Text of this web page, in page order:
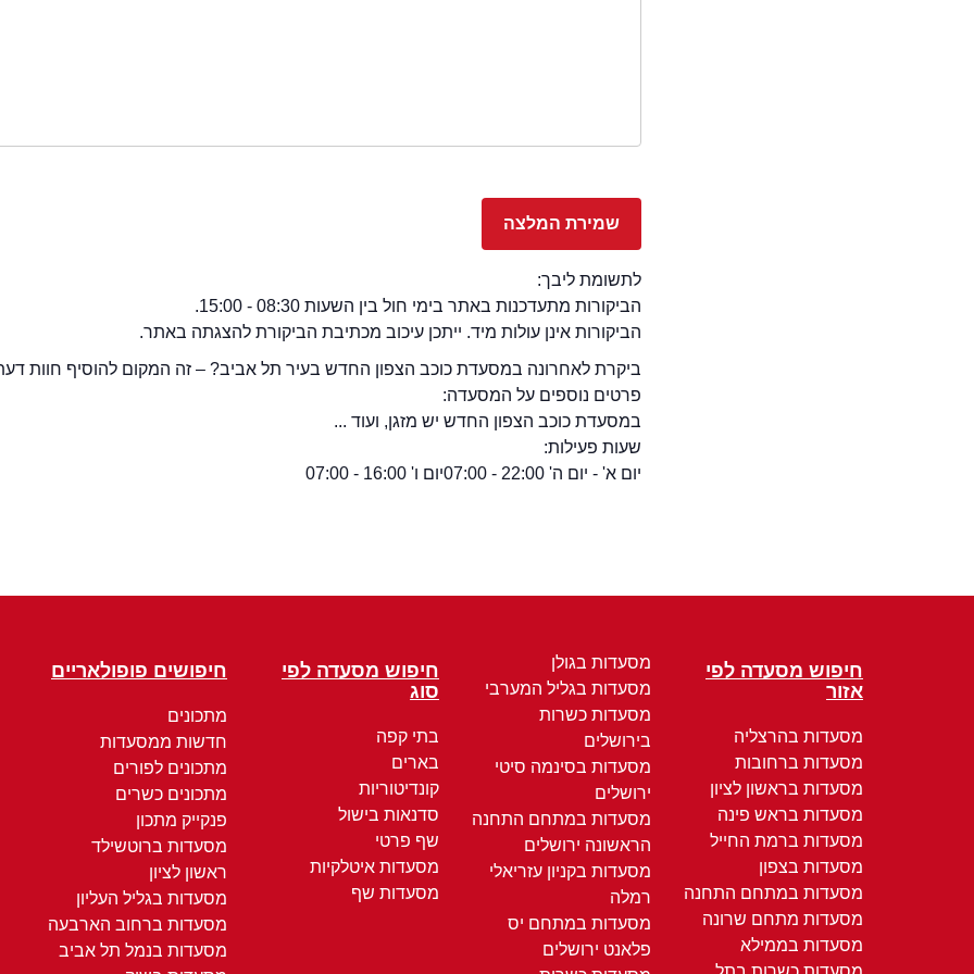
לתשומת ליבך:
הביקורות מתעדכנות באתר בימי חול בין השעות 08:30 - 15:00.
הביקורות אינן עולות מיד. ייתכן עיכוב מכתיבת הביקורת להצגתה באתר.
ביקרת לאחרונה במסעדת כוכב הצפון החדש בעיר תל אביב? – זה המקום להוסיף חוות
פרטים נוספים על המסעדה:
במסעדת כוכב הצפון החדש יש מזגן, ועוד ...
שעות פעילות:
יום א' - יום ה' 22:00 - 07:00
יום ו' 16:00 - 07:00
חיפוש מסעדה לפי
אזור
מסעדות בהרצליה
מסעדות ברחובות
מסעדות בראשון לציון
מסעדות בראש פינה
מסעדות ברמת החייל
מסעדות בצפון
מסעדות במתחם התחנה
מסעדות מתחם שרונה
מסעדות בממילא
מסעדות בגולן
מסעדות בגליל המערבי
מסעדות כשרות
בירושלים
מסעדות בסינמה סיטי
ירושלים
מסעדות במתחם התחנה
הראשונה ירושלים
מסעדות בקניון עזריאלי
רמלה
מסעדות במתחם יס
פלאנט ירושלים
חיפוש מסעדה לפי
סוג
בתי קפה
בארים
קונדיטוריות
סדנאות בישול
שף פרטי
מסעדות איטלקיות
מסעדות שף
חיפושים פופולאריים
מתכונים
חדשות ממסעדות
מתכונים לפורים
מתכונים כשרים
פנקייק מתכון
מסעדות ברוטשילד
ראשון לציון
מסעדות בגליל העליון
מסעדות ברחוב הארבעה
מסעדות בנמל תל אביב